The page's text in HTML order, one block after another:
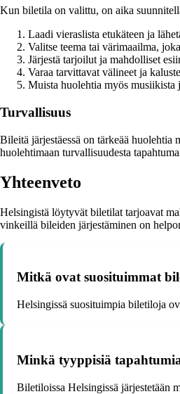
Kun biletila on valittu, on aika
Laadi vieraslista etukäteen ja
Valitse teema tai värimaailma,
Järjestä tarjoilut ja mahdolliset
Varaa tarvittavat välineet ja
Muista huolehtia myös musiikista
Turvallisuus
Bileitä järjestäessä on tärkeää huolehtia
huolehtimaan turvallisuudesta
Yhteenveto
Helsingistä löytyvät biletilat tarjoavat
vinkeillä bileiden järjestäminen on
Mitkä ovat suosituimmat
Helsingissä suosituimpia biletiloja
Minkä tyyppisiä
Biletiloissa Helsingissä järjestetään